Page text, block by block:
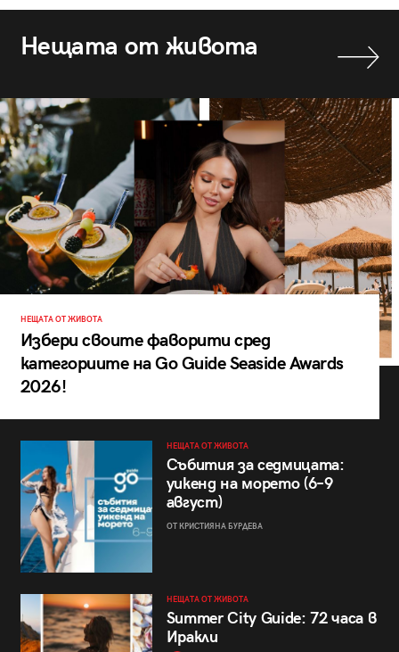
Нещата от живота
НЕЩАТА ОТ ЖИВОТА
Избери своите фаворити сред
категориите на Go Guide Seaside Awards
2026!
НЕЩАТА ОТ ЖИВОТА
Събития за седмицата:
уикенд на морето (6–9
август)
ОТ КРИСТИЯНА БУРДЕВА
НЕЩАТА ОТ ЖИВОТА
Summer City Guide: 72 часа в
Иракли